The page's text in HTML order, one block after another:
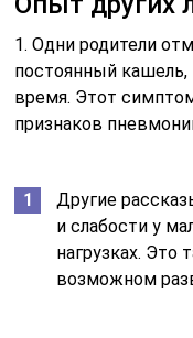
1. Одни родители
постоянный кашель,
время. Этот
признаков
Другие
и слабости у
нагрузках.
возможном